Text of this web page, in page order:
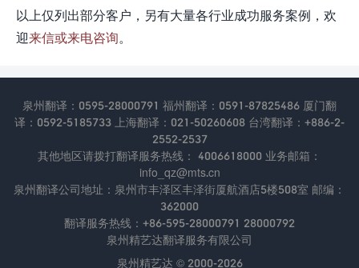
以上仅列出部分客户，另有大量各行业成功服务案例，欢
迎来信或来电咨询。
泉州翻译：0595-28000791 福州翻译：0591-87825486 厦门翻
译：0592-5185733 上海翻译：021-50260608 台湾翻译：+886-2-
2552-2537
其他地区请拨打翻译服务热线： 4006618000 业务邮箱：
info_qz@mts.cn
泉州翻译公司地址：泉州市丰泽区丰泽街厦航酒店5楼508室 邮编：
362000
翻译服务热线：+86-595-28000791 28000792
泉州精艺达翻译服务有限公司
泉州精艺达 © 2000-2026